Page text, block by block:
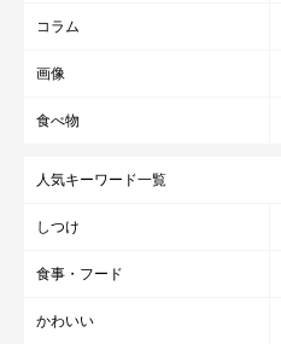
コラム
画像
食べ物
人気キーワード一覧
しつけ
食事・フード
かわいい